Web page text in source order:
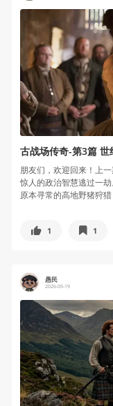
古战场传奇-第3篇 世
朋友们，欢迎回来！上
惊人的政治智慧逃过一
原本寻常的高地野猪狩
1 1
愚民
2026-05-19